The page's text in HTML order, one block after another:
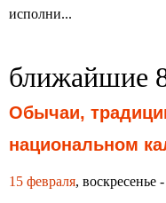
исполни...
ближайшие
Обычаи,
национальном
15 февраля, воскресенье -